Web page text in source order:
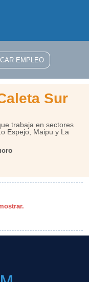
Sur
trabaja en sectores
Espejo, Maipu y La